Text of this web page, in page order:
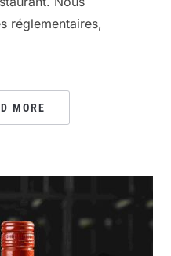
réglementaires,
MORE